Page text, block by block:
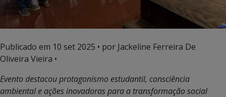
Publicado em 10 set 2025 • por Jackeline Ferreira De
Oliveira Vieira •
Evento destacou protagonismo estudantil, consciência
ambiental e ações inovadoras para a transformação social